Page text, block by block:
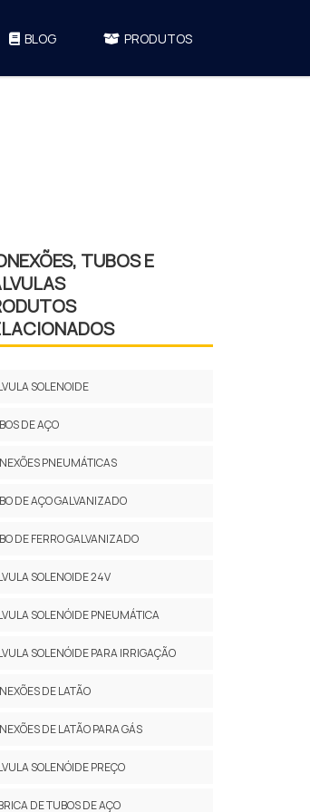
BLOG PRODUTOS
TUBOS E
SOLENOIDE
DE AÇO
PNEUMÁTICAS
DE AÇO GALVANIZADO
DE FERRO GALVANIZADO
SOLENOIDE 24V
SOLENÓIDE PNEUMÁTICA
SOLENÓIDE PARA IRRIGAÇÃO
DE LATÃO
DE LATÃO PARA GÁS
SOLENÓIDE PREÇO
DE TUBOS DE AÇO